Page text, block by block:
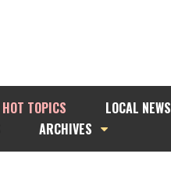
HOT TOPICS
LOCAL NEWS
ARCHIVES